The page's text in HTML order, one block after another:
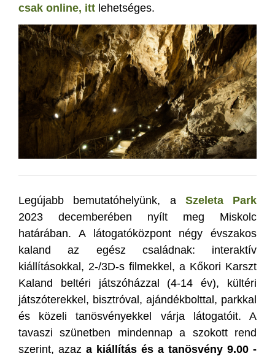
csak online, itt lehetséges.
Legújabb bemutatóhelyünk, a Szeleta Park
2023 decemberében nyílt meg Miskolc
határában. A látogatóközpont négy évszakos
kaland az egész családnak: interaktív
kiállításokkal, 2-/3D-s filmekkel, a Kőkori Karszt
Kaland beltéri játszóházzal (4-14 év), kültéri
játszóterekkel, bisztróval, ajándékbolttal, parkkal
és közeli tanösvényekkel várja látogatóit. A
tavaszi szünetben mindennap a szokott rend
szerint, azaz a kiállítás és a tanösvény 9.00 -